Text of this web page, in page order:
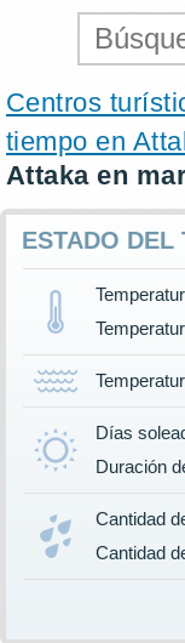
Centros
tiempo en
Attaka en
ESTADO DEL
Días
Duración
Cantidad
Cantidad